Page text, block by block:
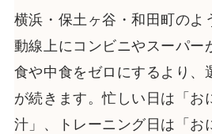
横浜・保土ヶ谷・和田町のよ
動線上にコンビニやスーパー
食や中食をゼロにするより、
が続きます。忙しい日は「お
汁」、トレーニング日は「お